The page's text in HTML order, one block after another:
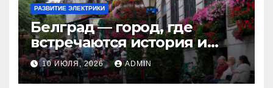
РАЗВИТИЕ ЭЛЕКТРИКИ
Белград — город, где
встречаются история и
современность
10 ИЮЛЯ, 2026 ADMIN